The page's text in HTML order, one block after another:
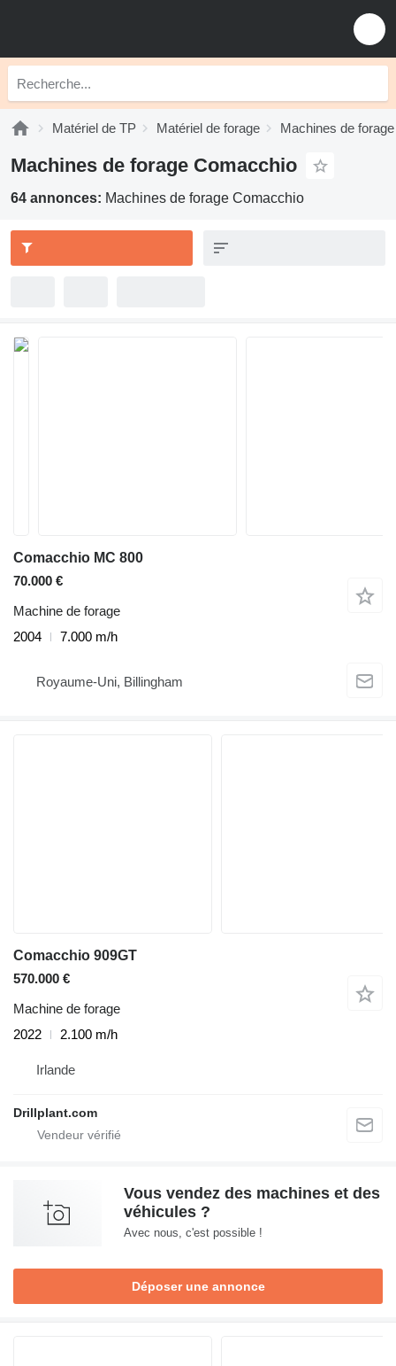
Matériel de TP Matériel de forage Machines de forage
Machines de forage Comacchio
64 annonces: Machines de forage Comacchio
Comacchio MC 800
70.000 €
Machine de forage
2004
7.000 m/h
Royaume-Uni, Billingham
Comacchio 909GT
570.000 €
Machine de forage
2022
2.100 m/h
Irlande
Drillplant.com
Vous vendez des machines et des
véhicules ?
Avec nous, c'est possible !
Déposer une annonce